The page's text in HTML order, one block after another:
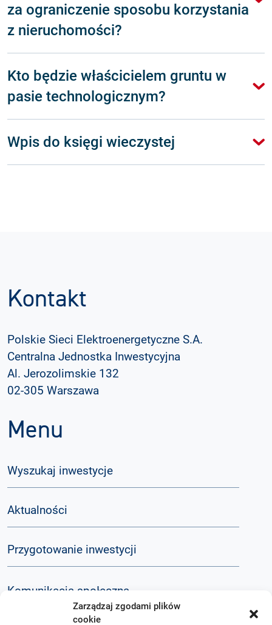
Zarządzaj zgodami plików
cookie
za ograniczenie sposobu korzystania
z nieruchomości?
Kto będzie właścicielem gruntu w
pasie technologicznym?
Wpis do księgi wieczystej
Kontakt
Polskie Sieci Elektroenergetyczne S.A.
Centralna Jednostka Inwestycyjna
Al. Jerozolimskie 132
02-305 Warszawa
Menu
Wyszukaj inwestycje
Aktualności
Przygotowanie inwestycji
Komunikacja społeczna